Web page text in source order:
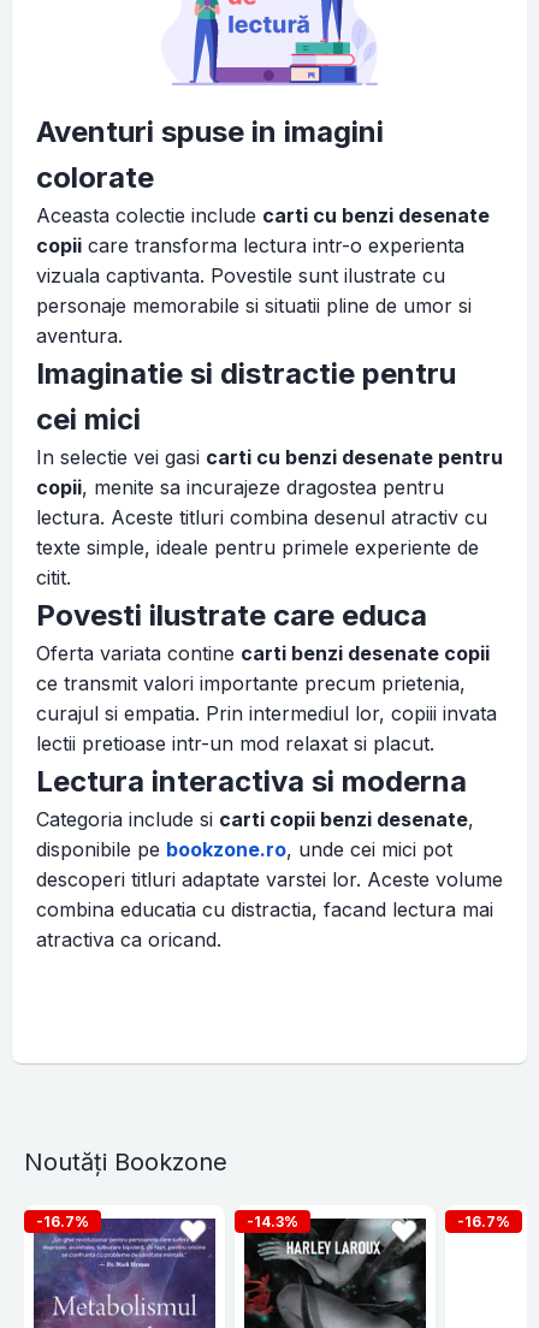
Aventuri spuse in imagini
colorate
Aceasta colectie include carti cu benzi desenate
copii care transforma lectura intr-o experienta
vizuala captivanta. Povestile sunt ilustrate cu
personaje memorabile si situatii pline de umor si
aventura.
Imaginatie si distractie pentru
cei mici
In selectie vei gasi carti cu benzi desenate pentru
copii, menite sa incurajeze dragostea pentru
lectura. Aceste titluri combina desenul atractiv cu
texte simple, ideale pentru primele experiente de
citit.
Povesti ilustrate care educa
Oferta variata contine carti benzi desenate copii
ce transmit valori importante precum prietenia,
curajul si empatia. Prin intermediul lor, copiii invata
lectii pretioase intr-un mod relaxat si placut.
Lectura interactiva si moderna
Categoria include si carti copii benzi desenate,
disponibile pe bookzone.ro, unde cei mici pot
descoperi titluri adaptate varstei lor. Aceste volume
combina educatia cu distractia, facand lectura mai
atractiva ca oricand.
Noutăți Bookzone
-16.7% -14.3% -16.7%